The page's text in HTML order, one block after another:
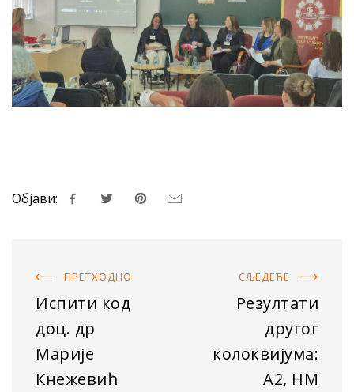
Објави:
ПРЕТХОДНO
Испити код
доц. др
Марије
Кнежевић
СЉЕДЕЋE
Резултати
другог
колоквијума:
А2, НМ